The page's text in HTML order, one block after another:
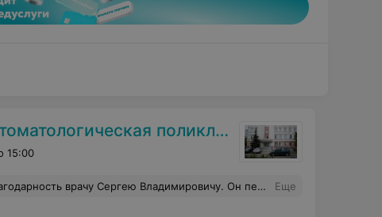
поликлиника
15:00
месяцев не мог нормально сделать другой врач. Это действительно человек на своём месте, специалист с большой буквы и золотыми руками. Здоровья Вам уважаемый Сергей Владимирович Еще